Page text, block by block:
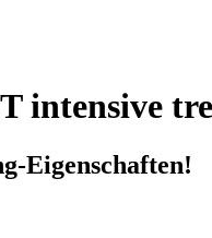
intensive
Eigenschaften!